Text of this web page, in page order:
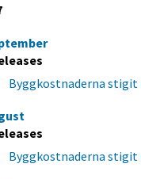
Byggkostnaderna stigit
Byggkostnaderna stigit